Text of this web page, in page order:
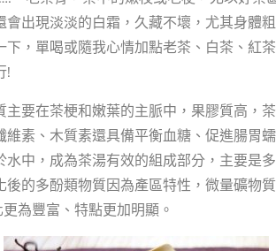
會出現淡淡的白霜，久藏不壞，尤其身體
下，單喝或隨我心情加點老茶、白茶、紅
!
要在茶梗和嫩葉的主脈中，果膠質高，
維素、木質素還具備平衡血糖、促進腸胃
水中，成為茶湯有效的組成部分，主要是
後的多酚類物質因為產區特性，微量礦物
為豐富、特點更加明顯。